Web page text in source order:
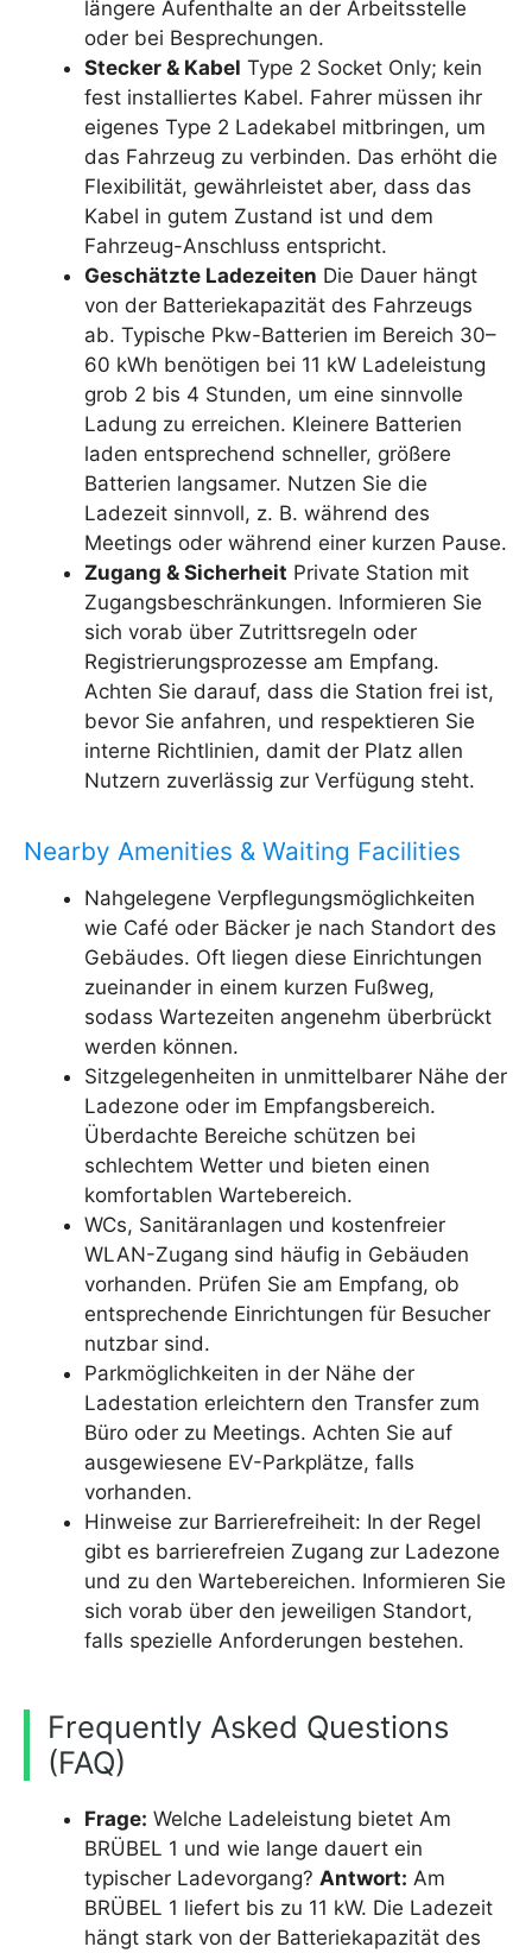
längere Aufenthalte an der Arbeitsstelle
oder bei Besprechungen.
Stecker & Kabel Type 2 Socket Only; kein
fest installiertes Kabel. Fahrer müssen ihr
eigenes Type 2 Ladekabel mitbringen, um
das Fahrzeug zu verbinden. Das erhöht die
Flexibilität, gewährleistet aber, dass das
Kabel in gutem Zustand ist und dem
Fahrzeug-Anschluss entspricht.
Geschätzte Ladezeiten Die Dauer hängt
von der Batteriekapazität des Fahrzeugs
ab. Typische Pkw-Batterien im Bereich 30–
60 kWh benötigen bei 11 kW Ladeleistung
grob 2 bis 4 Stunden, um eine sinnvolle
Ladung zu erreichen. Kleinere Batterien
laden entsprechend schneller, größere
Batterien langsamer. Nutzen Sie die
Ladezeit sinnvoll, z. B. während des
Meetings oder während einer kurzen Pause.
Zugang & Sicherheit Private Station mit
Zugangsbeschränkungen. Informieren Sie
sich vorab über Zutrittsregeln oder
Registrierungsprozesse am Empfang.
Achten Sie darauf, dass die Station frei ist,
bevor Sie anfahren, und respektieren Sie
interne Richtlinien, damit der Platz allen
Nutzern zuverlässig zur Verfügung steht.
Nearby Amenities & Waiting Facilities
Nahgelegene Verpflegungsmöglichkeiten
wie Café oder Bäcker je nach Standort des
Gebäudes. Oft liegen diese Einrichtungen
zueinander in einem kurzen Fußweg,
sodass Wartezeiten angenehm überbrückt
werden können.
Sitzgelegenheiten in unmittelbarer Nähe der
Ladezone oder im Empfangsbereich.
Überdachte Bereiche schützen bei
schlechtem Wetter und bieten einen
komfortablen Wartebereich.
WCs, Sanitäranlagen und kostenfreier
WLAN-Zugang sind häufig in Gebäuden
vorhanden. Prüfen Sie am Empfang, ob
entsprechende Einrichtungen für Besucher
nutzbar sind.
Parkmöglichkeiten in der Nähe der
Ladestation erleichtern den Transfer zum
Büro oder zu Meetings. Achten Sie auf
ausgewiesene EV-Parkplätze, falls
vorhanden.
Hinweise zur Barrierefreiheit: In der Regel
gibt es barrierefreien Zugang zur Ladezone
und zu den Wartebereichen. Informieren Sie
sich vorab über den jeweiligen Standort,
falls spezielle Anforderungen bestehen.
Frequently Asked Questions
(FAQ)
Frage: Welche Ladeleistung bietet Am
BRÜBEL 1 und wie lange dauert ein
typischer Ladevorgang? Antwort: Am
BRÜBEL 1 liefert bis zu 11 kW. Die Ladezeit
hängt stark von der Batteriekapazität des